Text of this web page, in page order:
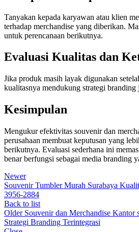
Tanyakan kepada karyawan atau klien
terhadap merchandise yang diberikan.
untuk perencanaan berikutnya.
Evaluasi Kualitas dan
Jika produk masih layak digunakan
kualitasnya mendukung strategi branding
Kesimpulan
Mengukur efektivitas souvenir dan
perusahaan membuat keputusan yang
berikutnya. Evaluasi sederhana ini
benar berfungsi sebagai media branding
Newer
Souvenir Tumbler Murah Surabaya
3956-2884
Back to list
Older Souvenir dan Merchandise Kantor
Strategi Branding Terintegrasi